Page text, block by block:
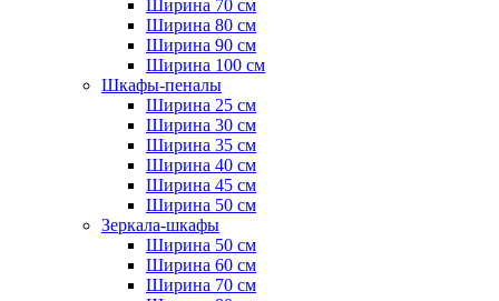
Ширина 70 см
Ширина 80 см
Ширина 90 см
Ширина 100 см
Шкафы-пеналы
Ширина 25 см
Ширина 30 см
Ширина 35 см
Ширина 40 см
Ширина 45 см
Ширина 50 см
Зеркала-шкафы
Ширина 50 см
Ширина 60 см
Ширина 70 см